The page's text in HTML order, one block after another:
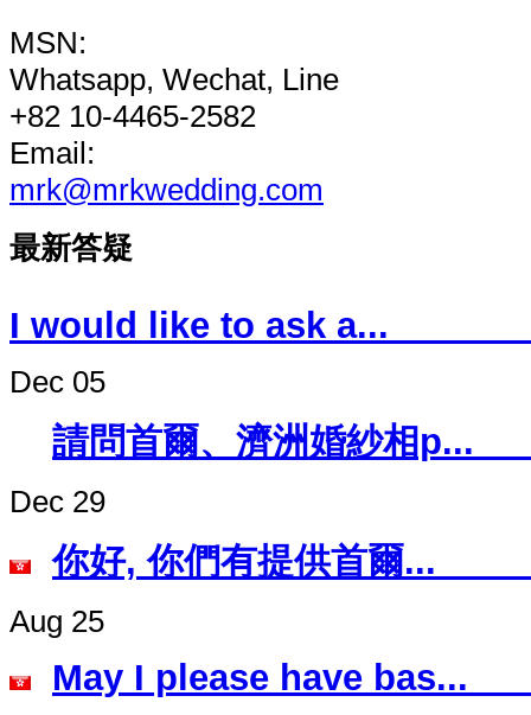
MSN:
Whatsapp, Wechat, Line
+82 10-4465-2582
Email:
mrk@mrkwedding.com
最新答疑
I would like to
Dec 05
請問首爾、濟洲
Dec 29
你好, 你們有提
Aug 25
May I please